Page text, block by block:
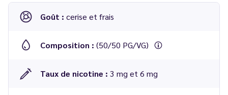
Goût : cerise et frais
Composition : (50/50 PG/VG)
Taux de nicotine : 3 mg et 6 mg